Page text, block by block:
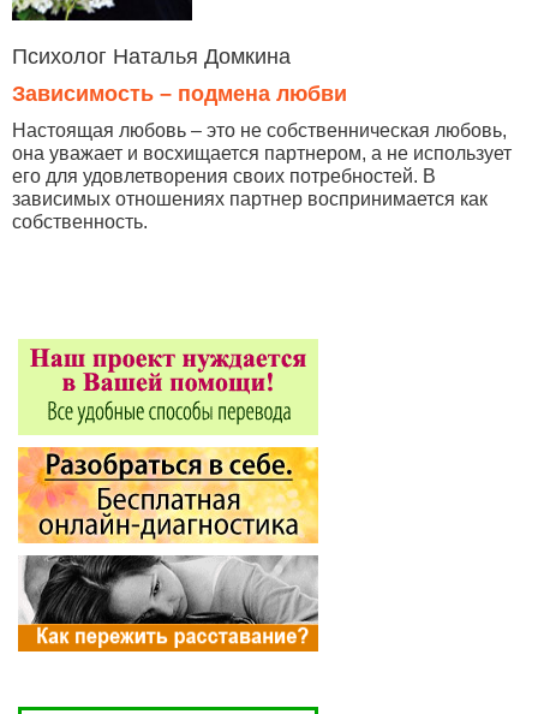
Психолог Наталья Домкина
Зависимость – подмена любви
Настоящая любовь – это не собственническая любовь,
она уважает и восхищается партнером, а не использует
его для удовлетворения своих потребностей. В
зависимых отношениях партнер воспринимается как
собственность.